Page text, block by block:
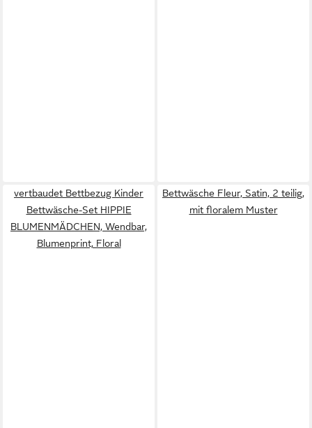
vertbaudet Bettbezug Kinder
Bettwäsche-Set HIPPIE
BLUMENMÄDCHEN, Wendbar,
Blumenprint, Floral
Bettwäsche Fleur, Satin, 2 teilig,
mit floralem Muster